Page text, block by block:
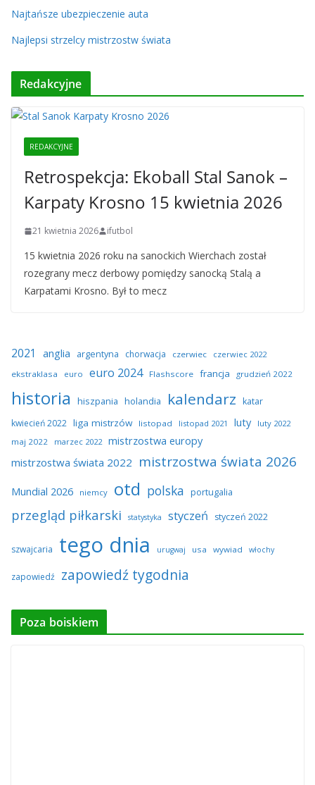
Najtańsze ubezpieczenie auta
Najlepsi strzelcy mistrzostw świata
Redakcyjne
REDAKCYJNE
Retrospekcja: Ekoball Stal Sanok –
Karpaty Krosno 15 kwietnia 2026
21 kwietnia 2026 ifutbol
15 kwietnia 2026 roku na sanockich Wierchach został
rozegrany mecz derbowy pomiędzy sanocką Stalą a
Karpatami Krosno. Był to mecz
2021 anglia argentyna chorwacja czerwiec
czerwiec 2022
ekstraklasa
euro euro 2024 Flashscore francja grudzień 2022
historia hiszpania holandia kalendarz katar
kwiecień 2022 liga mistrzów listopad listopad 2021 luty
luty 2022
maj 2022
marzec 2022 mistrzostwa europy
mistrzostwa świata 2022 mistrzostwa świata 2026
Mundial 2026 niemcy otd polska portugalia
przegląd piłkarski statystyka styczeń styczeń 2022
szwajcaria tego dnia urugwaj usa wywiad włochy
zapowiedź zapowiedź tygodnia
Poza boiskiem